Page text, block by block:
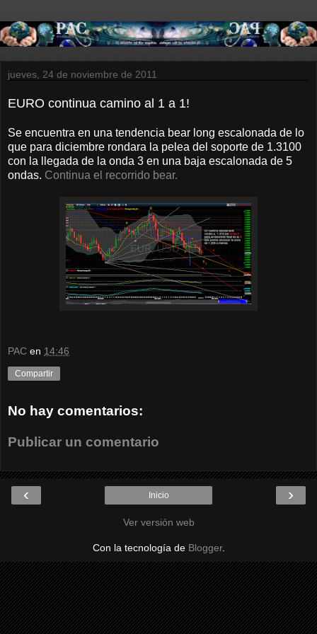
jueves, 24 de noviembre de 2011
EURO continua camino al 1 a 1!
Se encuentra en una tendencia bear long escalonada de lo
que para diciembre rondara la pelea del soporte de 1.3100
con la llegada de la onda 3 en una baja escalonada de 5
ondas. Continua el recorrido bear.
PAC en 14:46
Compartir
No hay comentarios:
Publicar un comentario
‹ ›
Inicio
Ver versión web
Con la tecnología de Blogger.